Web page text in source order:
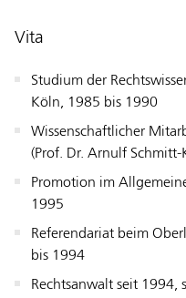
Vita
Studium der
Köln, 1985 bis 1990
Wissenschaftlicher
(Prof. Dr. Arnulf
Promotion im
1995
Referendariat beim
bis 1994
Rechtsanwalt seit 1994,